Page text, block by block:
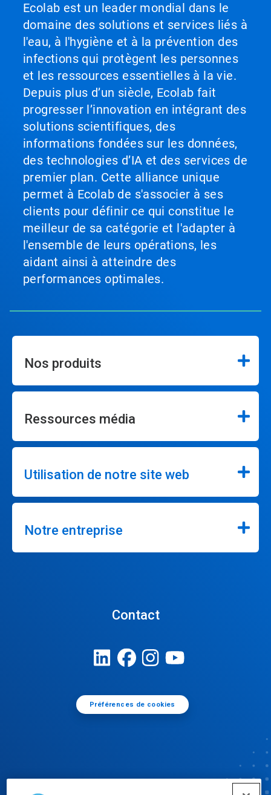
Ecolab est un leader mondial dans le
domaine des solutions et services liés à
l'eau, à l'hygiène et à la prévention des
infections qui protègent les personnes
et les ressources essentielles à la vie.
Depuis plus d’un siècle, Ecolab fait
progresser l’innovation en intégrant des
solutions scientifiques, des
informations fondées sur les données,
des technologies d’IA et des services de
premier plan. Cette alliance unique
permet à Ecolab de s'associer à ses
clients pour définir ce qui constitue le
meilleur de sa catégorie et l'adapter à
l'ensemble de leurs opérations, les
aidant ainsi à atteindre des
performances optimales.
Nos produits
Ressources média
Utilisation de notre site web
Notre entreprise
Contact
Préférences de cookies